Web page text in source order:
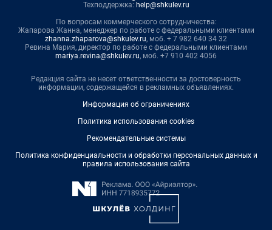
Техподдержка: help@shkulev.ru
По вопросам коммерческого сотрудничества:
Жапарова Жанна, менеджер по работе с федеральными клиентами
zhanna.zhaparova@shkulev.ru, моб. + 7 982 640 34 32
Ревина Мария, директор по работе с федеральными клиентами
mariya.revina@shkulev.ru, моб. +7 910 402 4056
Редакция сайта не несет ответственности за достоверность
информации, содержащейся в рекламных объявлениях.
Информация об ограничениях
Политика использования cookies
Рекомендательные системы
Политика конфиденциальности и обработки персональных данных и
правила использования сайта